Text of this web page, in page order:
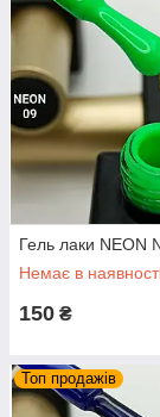
Гель лаки NEON
Немає в
150 ₴
Топ продажів